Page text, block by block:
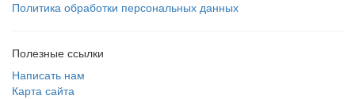
Политика обработки персональных данных
Полезные ссылки
Написать нам
Карта сайта